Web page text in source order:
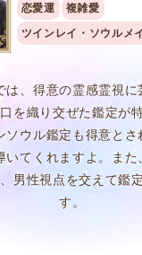
恋愛運
複雑愛
ツインレイ・ソウルメ
は、得意の霊感霊視に
を織り交ぜた鑑定が特
ソウル鑑定も得意とさ
いてくれますよ。ま
男性視点を交えて鑑
す。